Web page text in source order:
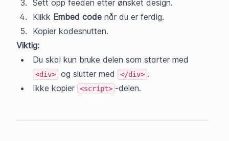
Sett opp feeden etter ønsket design.
Klikk Embed code når du er ferdig.
Kopier kodesnutten.
Viktig:
<div> og slutter med </div> .
Ikke kopier
<script> -delen.